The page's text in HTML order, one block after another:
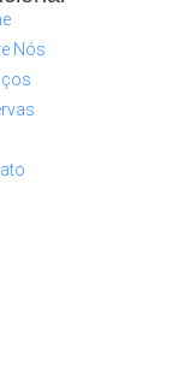
Nós